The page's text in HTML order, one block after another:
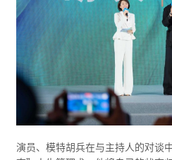
演员、模特胡兵在与主持人的对谈